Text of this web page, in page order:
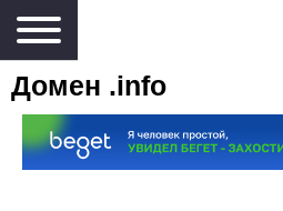
Домен .info